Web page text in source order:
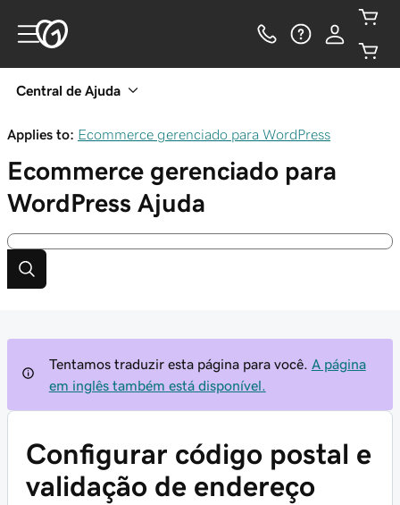
Central de Ajuda
Applies to: Ecommerce gerenciado para WordPress
Ecommerce gerenciado para
WordPress Ajuda
Tentamos traduzir esta página para você.
A página
em inglês também está disponível.
Configurar código postal e
validação de endereço